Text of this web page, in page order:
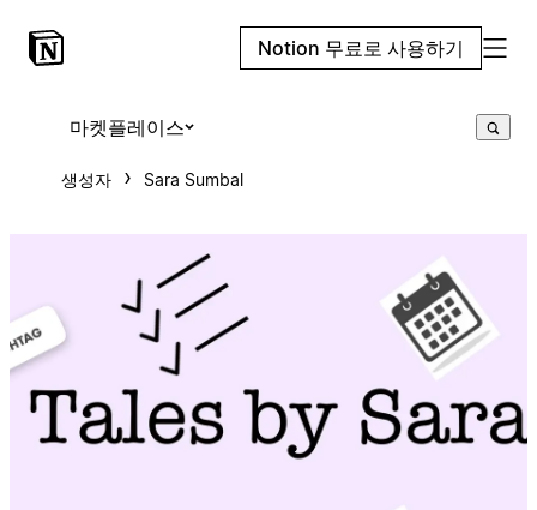
Notion 무료로 사용하기
마켓플레이스
생성자 Sara Sumbal